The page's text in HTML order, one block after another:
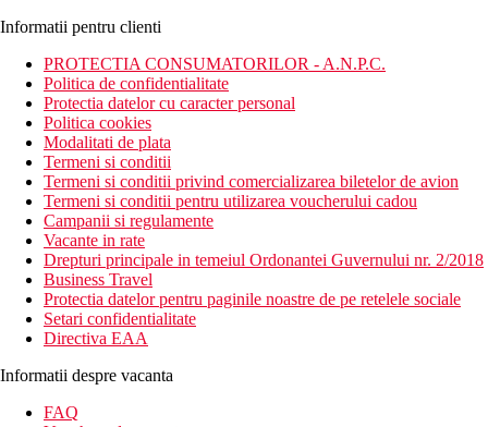
Informatii pentru clienti
PROTECTIA CONSUMATORILOR - A.N.P.C.
Politica de confidentialitate
Protectia datelor cu caracter personal
Politica cookies
Modalitati de plata
Termeni si conditii
Termeni si conditii privind comercializarea biletelor de avion
Termeni si conditii pentru utilizarea voucherului cadou
Campanii si regulamente
Vacante in rate
Drepturi principale in temeiul Ordonantei Guvernului nr. 2/2018
Business Travel
Protectia datelor pentru paginile noastre de pe retelele sociale
Setari confidentialitate
Directiva EAA
Informatii despre vacanta
FAQ